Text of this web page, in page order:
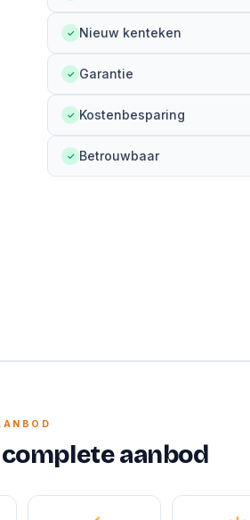
✓ Nieuw kenteken
✓ Garantie
✓ Kostenbesparing
✓ Betrouwbaar
aanbod